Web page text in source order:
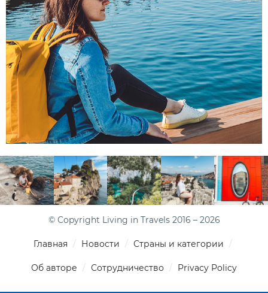
© Copyright Living in Travels 2016 – 2026
Главная Новости Страны и категории
Об авторе Сотрудничество Privacy Policy